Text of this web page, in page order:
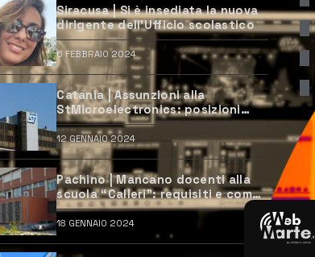
Siracusa | Si è insediata la nuova
dirigente dell’Ufficio scolastico
6 FEBBRAIO 2024
Catania | Assunzioni alla
StMicroelectronics: posizioni
aperte e come candidarsi
12 GENNAIO 2024
Pachino | Mancano docenti alla
scuola “Calleri”: requisiti e come
candidarsi
18 GENNAIO 2024